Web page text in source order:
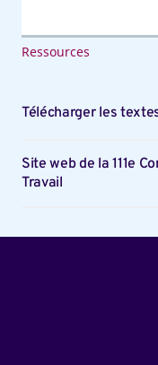
Ressources
Télécharger les
Site web de la 111e
Travail